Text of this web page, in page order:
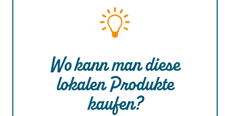
Wo kann man diese
lokalen Produkte
kaufen?